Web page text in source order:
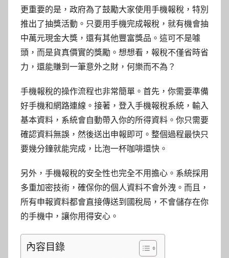
更重要的是，政府為了鼓勵大家使用手機報稅，特別
推出了抽獎活動。只要用手機完成報稅，就有機會抽
中萬元現金大獎，還有其他豐富獎品。這可不是噱
頭，而是貨真價實的獎勵。想想看，報稅不僅省時省
力，還能賺到一筆意外之財，何樂而不為？
手機報稅的操作流程也非常簡單。首先，你需要準備
好手機和網路連線。接著，登入手機報稅系統，輸入
基本資料，系統會自動帶入你的所得資料。你只需要
確認資料無誤，然後送出申報即可。整個過程最快只
要幾分鐘就能完成，比泡一杯咖啡還快。
另外，手機報稅的安全性也完全不用擔心。系統採用
多重加密技術，確保你的個人資料不會外洩。而且，
所有申報資料都會直接傳送到國稅局，不會儲存在你
的手機中，讓你用得安心。
內容目錄